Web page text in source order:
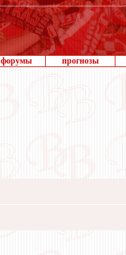
форумы прогнозы